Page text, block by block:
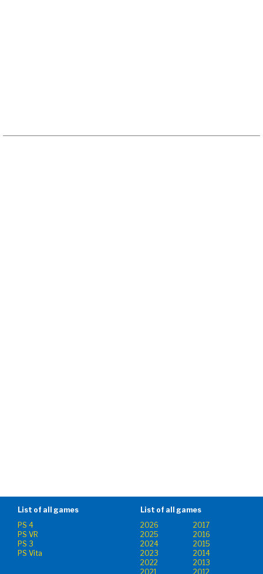
List of all games
PS 4
PS VR
PS 3
PS Vita
List of all games
2026
2017
2025
2016
2024
2015
2023
2014
2022
2013
2021
2012